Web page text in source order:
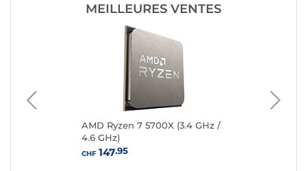
MEILLEURES VENTES
AMD Ryzen 7 5700X (3.4 GHz /
4.6 GHz)
CHF147.95